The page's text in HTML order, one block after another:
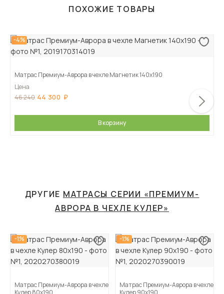
ПОХОЖИЕ ТОВАРЫ
-4%
Матрас Премиум-Аврора в чехле Магнетик 140х190
Цена
46 240 44 300
В корзину
ДРУГИЕ МАТРАСЫ СЕРИИ «ПРЕМИУМ-
АВРОРА В ЧЕХЛЕ КУЛЕР»
-1%
Матрас Премиум-Аврора в чехле
Кулер 80х190
-1%
Матрас Премиум-Аврора в чехле
Кулер 90х190